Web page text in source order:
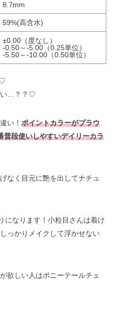
8.7mm
59%(高含水)
±0.00（度なし）
-0.50～-5.00（0.25単位）
-5.50～-10.00（0.50単位）
い…？？♡
い！ポイントカラーがブラウ
普段使いしやすいデイリーカラ
なく目元に艶を出してナチュ
になります！小粒目さんは着け
っかりメイクして浮かせない
欲しい人はポニーテールチェ